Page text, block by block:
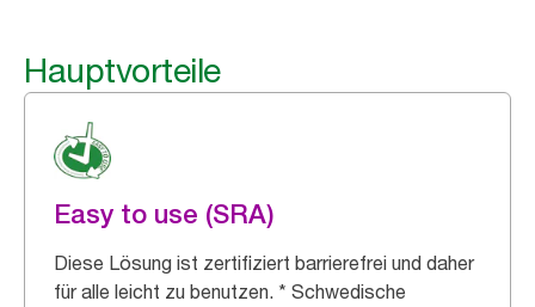
Hauptvorteile
Easy to use (SRA)
Diese Lösung ist zertifiziert barrierefrei und daher
für alle leicht zu benutzen. * Schwedische